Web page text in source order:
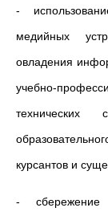
-
медийных
овладения
учебно-
технических
курсантов и
- сбережение